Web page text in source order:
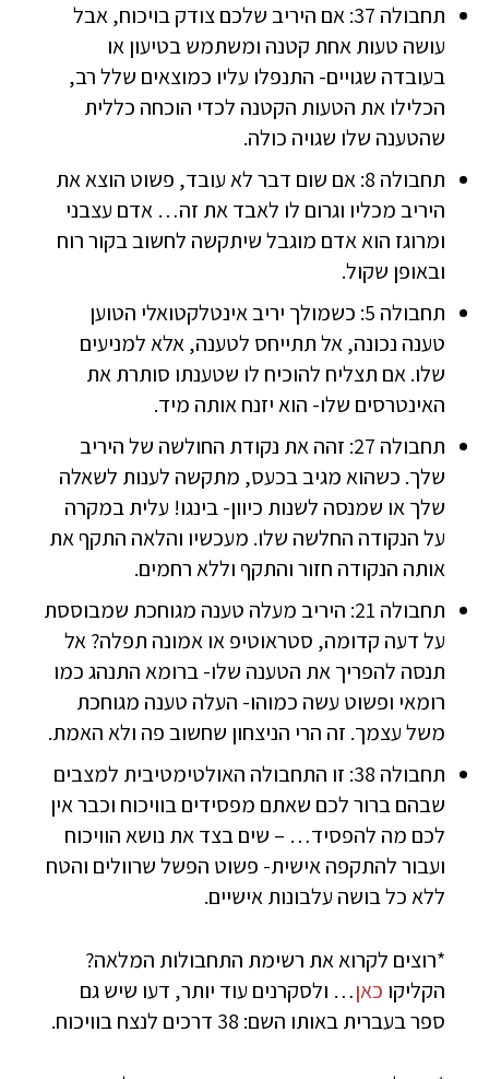
תחבולה 37: אם היריב שלכם צודק בויכוח, אבל
עושה טעות אחת קטנה ומשתמש בטיעון או
בעובדה שגויים- התנפלו עליו כמוצאים שלל רב,
הכלילו את הטעות הקטנה לכדי הוכחה כללית
שהטענה שלו שגויה כולה.
תחבולה 8: אם שום דבר לא עובד, פשוט הוצא את
היריב מכליו וגרום לו לאבד את זה… אדם עצבני
ומרוגז הוא אדם מוגבל שיתקשה לחשוב בקור רוח
ובאופן שקול.
תחבולה 5: כשמולך יריב אינטלקטואלי הטוען
טענה נכונה, אל תתייחס לטענה, אלא למניעים
שלו. אם תצליח להוכיח לו שטענתו סותרת את
האינטרסים שלו- הוא יזנח אותה מיד.
תחבולה 27: זהה את נקודת החולשה של היריב
שלך. כשהוא מגיב בכעס, מתקשה לענות לשאלה
שלך או שמנסה לשנות כיוון- בינגו! עלית במקרה
על הנקודה החלשה שלו. מעכשיו והלאה התקף את
אותה הנקודה חזור והתקף וללא רחמים.
תחבולה 21: היריב מעלה טענה מגוחכת שמבוססת
על דעה קדומה, סטראוטיפ או אמונה תפלה? אל
תנסה להפריך את הטענה שלו- ברומא התנהג כמו
רומאי ופשוט עשה כמוהו- העלה טענה מגוחכת
משל עצמך. זה הרי הניצחון שחשוב פה ולא האמת.
תחבולה 38: זו התחבולה האולטימטיבית למצבים
שבהם ברור לכם שאתם מפסידים בוויכוח וכבר אין
לכם מה להפסיד… – שים בצד את נושא הוויכוח
ועבור להתקפה אישית- פשוט הפשל שרוולים והטח
ללא כל בושה עלבונות אישיים.
*רוצים לקרוא את רשימת התחבולות המלאה?
הקליקו כאן… ולסקרנים עוד יותר, דעו שיש גם
ספר בעברית באותו השם: 38 דרכים לנצח בוויכוח.